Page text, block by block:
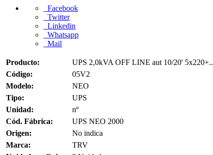
Facebook
Twitter
Linkedin
Whatsapp
Mail
Producto:
UPS 2,0kVA OFF LINE aut 10/20' 5x220+..
Código:
05V2
Modelo:
NEO
Tipo:
UPS
Unidad:
nº
Cód. Fábrica:
UPS NEO 2000
Origen:
No indica
Marca:
TRV